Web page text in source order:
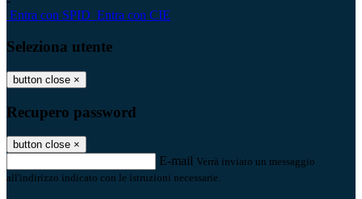
Entra con SPID Entra con CIE
Seleziona utente
button close ×
Recupero password
button close ×
E-mail Verrà inviato un messaggio
all'indirizzo indicato con le istruzioni necessarie.